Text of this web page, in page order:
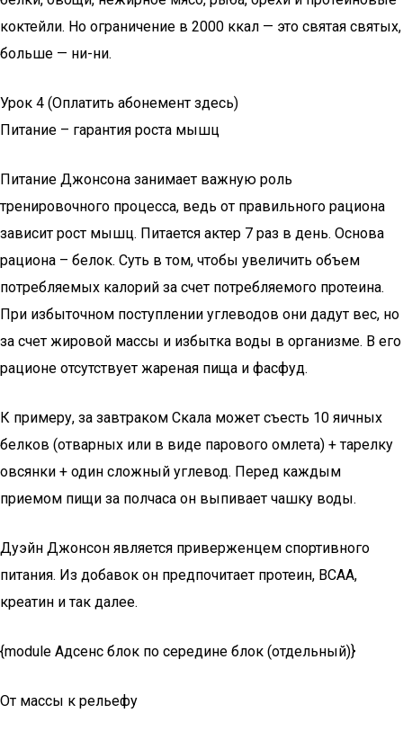
коктейли. Но ограничение в 2000 ккал — это святая святых,
больше — ни-ни.
Урок 4 (Оплатить абонемент здесь)
Питание – гарантия роста мышц
Питание Джонсона занимает важную роль
тренировочного процесса, ведь от правильного рациона
зависит рост мышц. Питается актер 7 раз в день. Основа
рациона – белок. Суть в том, чтобы увеличить объем
потребляемых калорий за счет потребляемого протеина.
При избыточном поступлении углеводов они дадут вес, но
за счет жировой массы и избытка воды в организме. В его
рационе отсутствует жареная пища и фасфуд.
К примеру, за завтраком Скала может съесть 10 яичных
белков (отварных или в виде парового омлета) + тарелку
овсянки + один сложный углевод. Перед каждым
приемом пищи за полчаса он выпивает чашку воды.
Дуэйн Джонсон является приверженцем спортивного
питания. Из добавок он предпочитает протеин, ВСАА,
креатин и так далее.
{module Адсенс блок по середине блок (отдельный)}
От массы к рельефу